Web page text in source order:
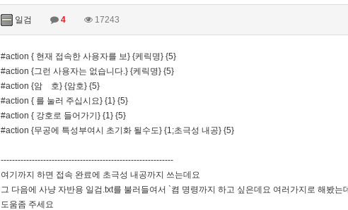
일검 4 17243
#action { 현재 접속한 사용자를 보} {케릭명} {5}
#action {그런 사용자는 없습니다.} {케릭명} {5}
#action {암 호} {암호} {5}
#action { 를 눌러 주십시요} {1} {5}
#action { 강호로 들어가기} {1} {5}
#action {무공에 특성부여시 초기화 될수도} {1;초극성 내공} {5}
-------------------------------------------------------------
여기까지 하면 접속 완료에 초극성 내공까지 쓰는데요
그 다음에 사냥 자반용 일검.txt를 불러들여서 `켬 명령까지 하고 싶은데요 여러가지로 해봤는
도움좀 주세요